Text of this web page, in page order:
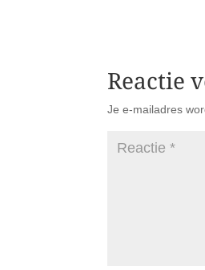
Reactie
Je e-mailadres